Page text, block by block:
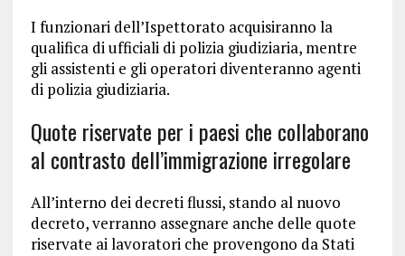
I funzionari dell’Ispettorato acquisiranno la
qualifica di ufficiali di polizia giudiziaria, mentre
gli assistenti e gli operatori diventeranno agenti
di polizia giudiziaria.
Quote riservate per i paesi che collaborano
al contrasto dell’immigrazione irregolare
All’interno dei decreti flussi, stando al nuovo
decreto, verranno assegnare anche delle quote
riservate ai lavoratori che provengono da Stati